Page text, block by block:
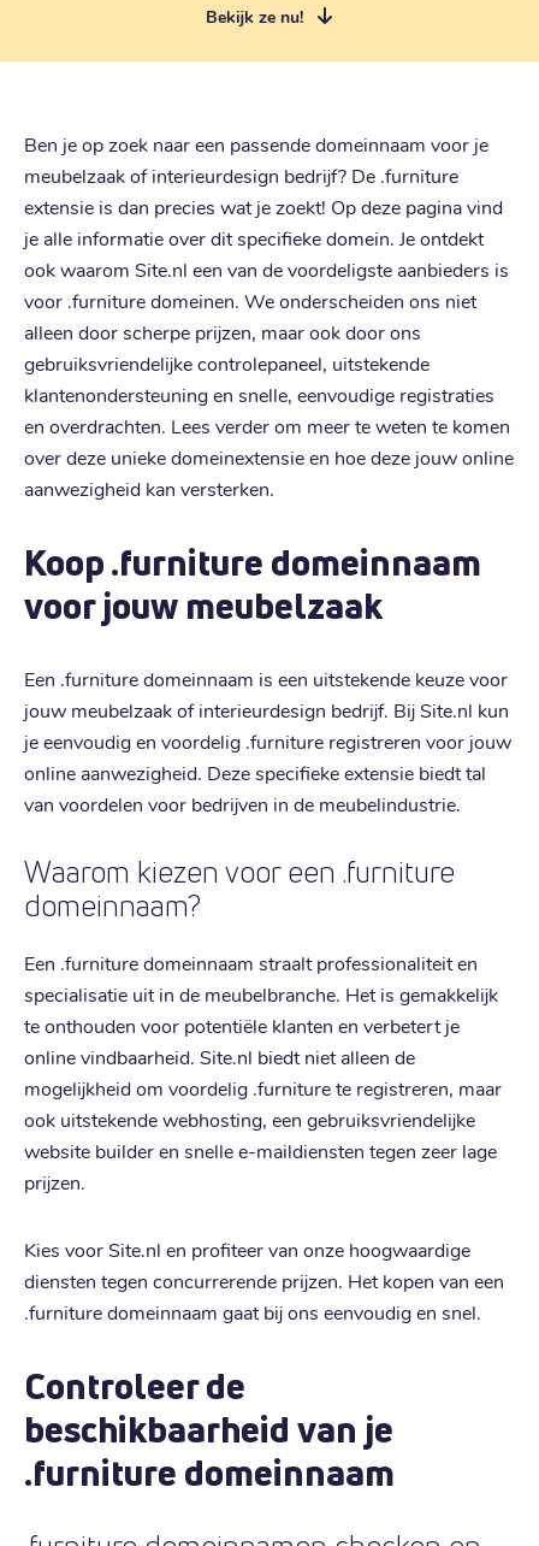
Bekijk ze nu!
Ben je op zoek naar een passende domeinnaam voor je
meubelzaak of interieurdesign bedrijf? De .furniture
extensie is dan precies wat je zoekt! Op deze pagina vind
je alle informatie over dit specifieke domein. Je ontdekt
ook waarom Site.nl een van de voordeligste aanbieders is
voor .furniture domeinen. We onderscheiden ons niet
alleen door scherpe prijzen, maar ook door ons
gebruiksvriendelijke controlepaneel, uitstekende
klantenondersteuning en snelle, eenvoudige registraties
en overdrachten. Lees verder om meer te weten te komen
over deze unieke domeinextensie en hoe deze jouw online
aanwezigheid kan versterken.
Koop .furniture domeinnaam
voor jouw meubelzaak
Een .furniture domeinnaam is een uitstekende keuze voor
jouw meubelzaak of interieurdesign bedrijf. Bij Site.nl kun
je eenvoudig en voordelig .furniture registreren voor jouw
online aanwezigheid. Deze specifieke extensie biedt tal
van voordelen voor bedrijven in de meubelindustrie.
Waarom kiezen voor een .furniture
domeinnaam?
Een .furniture domeinnaam straalt professionaliteit en
specialisatie uit in de meubelbranche. Het is gemakkelijk
te onthouden voor potentiële klanten en verbetert je
online vindbaarheid. Site.nl biedt niet alleen de
mogelijkheid om voordelig .furniture te registreren, maar
ook uitstekende webhosting, een gebruiksvriendelijke
website builder en snelle e-maildiensten tegen zeer lage
prijzen.
Kies voor Site.nl en profiteer van onze hoogwaardige
diensten tegen concurrerende prijzen. Het kopen van een
.furniture domeinnaam gaat bij ons eenvoudig en snel.
Controleer de
beschikbaarheid van je
.furniture domeinnaam